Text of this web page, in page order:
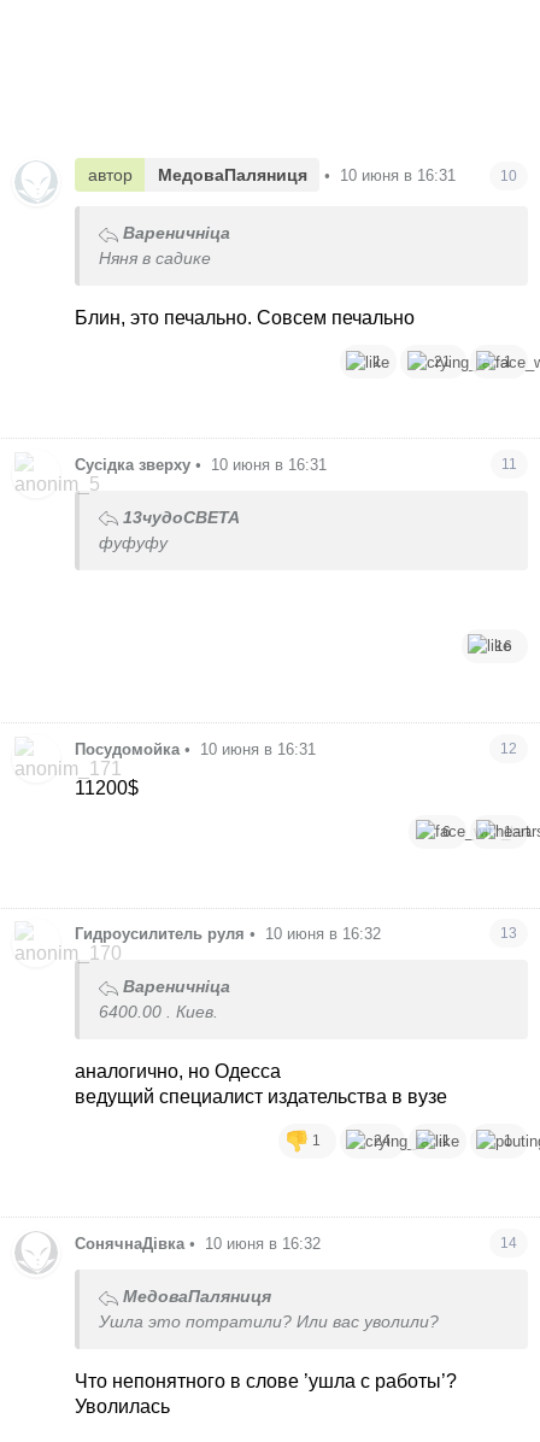
автор МедоваПаляниця • 10 июня в 16:31 10
Вареничніца
Няня в садике
Блин, это печально. Совсем печально
1 21 1
Сусідка зверху • 10 июня в 16:31 11
13чудоСВЕТА
фуфуфу
16
Посудомойка • 10 июня в 16:31 12
11200$
6 1
Гидроусилитель руля • 10 июня в 16:32 13
Вареничніца
6400.00 . Киев.
аналогично, но Одесса
ведущий специалист издательства в вузе
1 24 1 1
СонячнаДівка • 10 июня в 16:32 14
МедоваПаляниця
Ушла это потратили? Или вас уволили?
Что непонятного в слове ’ушла с работы’?
Уволилась